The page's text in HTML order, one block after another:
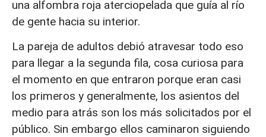
una alfombra roja aterciopelada que guía al río
de gente hacia su interior.
La pareja de adultos debió atravesar todo eso
para llegar a la segunda fila, cosa curiosa para
el momento en que entraron porque eran casi
los primeros y generalmente, los asientos del
medio para atrás son los más solicitados por el
público. Sin embargo ellos caminaron siguiendo